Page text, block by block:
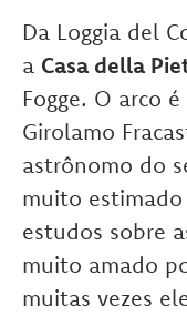
Da Loggia del
a Casa della
Fogge. O arco
Girolamo
astrônomo do
muito
estudos sobre
muito amado
muitas vezes